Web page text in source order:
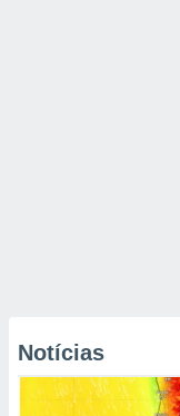
Notícias